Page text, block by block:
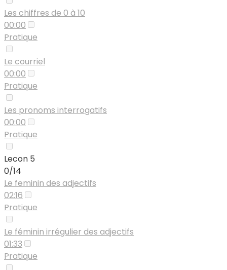
Les chiffres de 0 à 10
00:00
Pratique
Le courriel
00:00
Pratique
Les pronoms interrogatifs
00:00
Pratique
Lecon 5
0/14
Le feminin des adjectifs
02:16
Pratique
Le féminin irrégulier des adjectifs
01:33
Pratique